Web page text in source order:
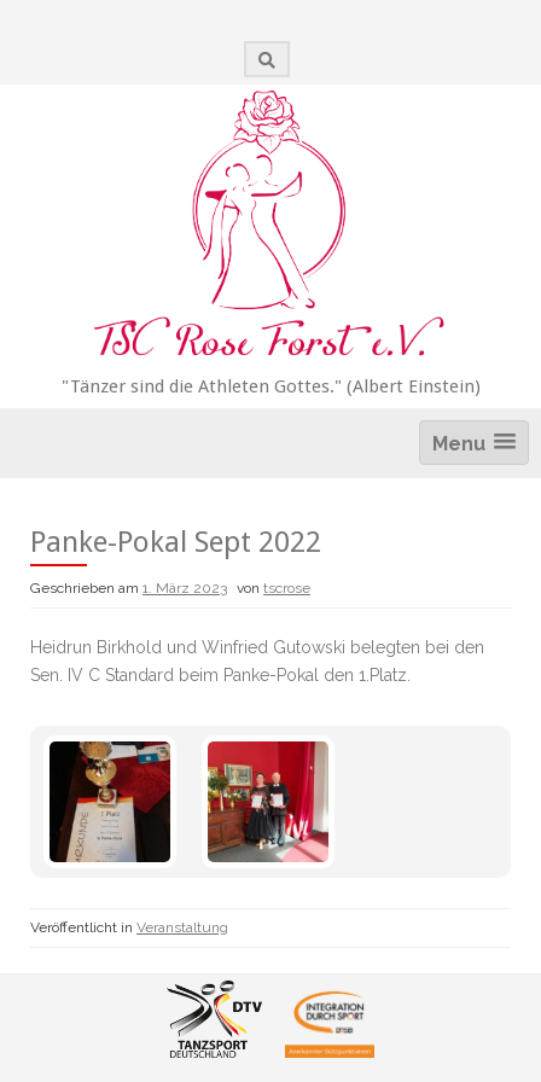
"Tänzer sind die Athleten Gottes." (Albert Einstein)
Menu
Panke-Pokal Sept 2022
Geschrieben am 1. März 2023 von tscrose
Heidrun Birkhold und Winfried Gutowski belegten bei den
Sen. IV C Standard beim Panke-Pokal den 1.Platz.
Veröffentlicht in Veranstaltung